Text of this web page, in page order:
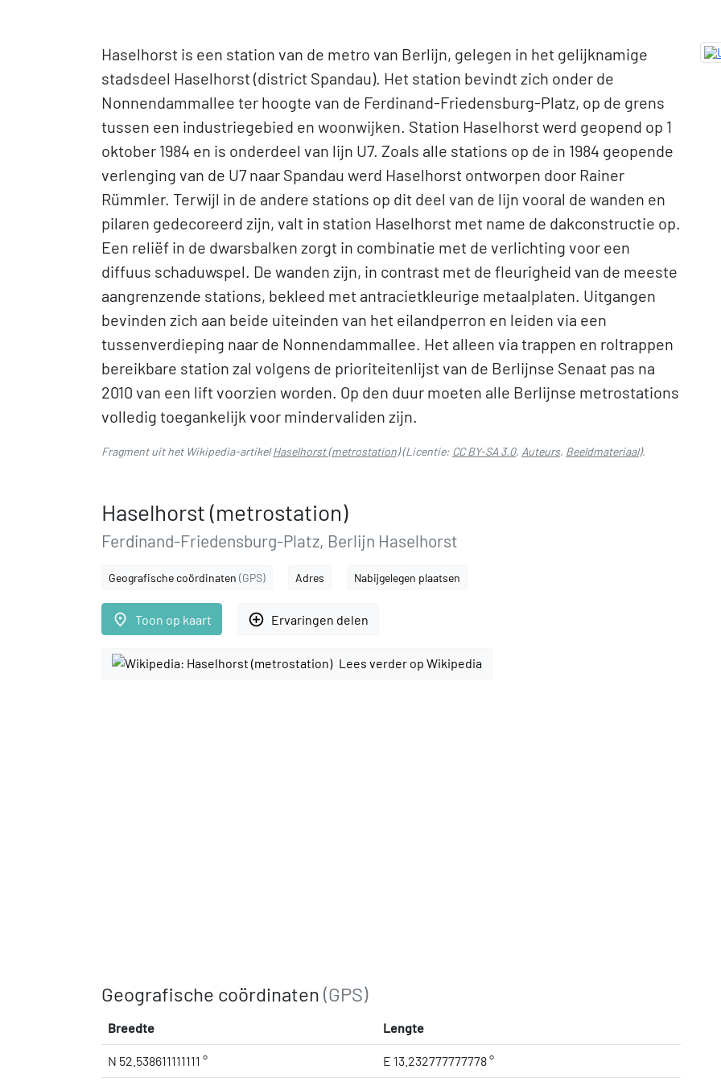
Haselhorst is een station van de metro van Berlijn, gelegen in het gelijknamige
stadsdeel Haselhorst (district Spandau). Het station bevindt zich onder de
Nonnendammallee ter hoogte van de Ferdinand-Friedensburg-Platz, op de grens
tussen een industriegebied en woonwijken. Station Haselhorst werd geopend op 1
oktober 1984 en is onderdeel van lijn U7. Zoals alle stations op de in 1984 geopende
verlenging van de U7 naar Spandau werd Haselhorst ontworpen door Rainer
Rümmler. Terwijl in de andere stations op dit deel van de lijn vooral de wanden en
pilaren gedecoreerd zijn, valt in station Haselhorst met name de dakconstructie op.
Een reliëf in de dwarsbalken zorgt in combinatie met de verlichting voor een
diffuus schaduwspel. De wanden zijn, in contrast met de fleurigheid van de meeste
aangrenzende stations, bekleed met antracietkleurige metaalplaten. Uitgangen
bevinden zich aan beide uiteinden van het eilandperron en leiden via een
tussenverdieping naar de Nonnendammallee. Het alleen via trappen en roltrappen
bereikbare station zal volgens de prioriteitenlijst van de Berlijnse Senaat pas na
2010 van een lift voorzien worden. Op den duur moeten alle Berlijnse metrostations
volledig toegankelijk voor mindervaliden zijn.
Fragment uit het Wikipedia-artikelHaselhorst (metrostation)(Licentie: CC BY-SA 3.0, Auteurs, Beeldmateriaal).
Haselhorst (metrostation)
Ferdinand-Friedensburg-Platz, Berlijn Haselhorst
Geografische coördinaten (GPS) Adres Nabijgelegen plaatsen
place Toon op kaart add_circle_outline Ervaringen delen
Lees verder op Wikipedia
Geografische coördinaten (GPS)
Breedte Lengte
N 52.538611111111 ° E 13.232777777778 °